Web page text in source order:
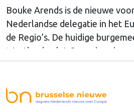
Bouke Arends is de nieuwe
Nederlandse delegatie in het
de Regio’s. De huidige
Westland volgt Commissaris
Nederlandse regio’s behoorlijk
lobby in Brussel, en dat komt